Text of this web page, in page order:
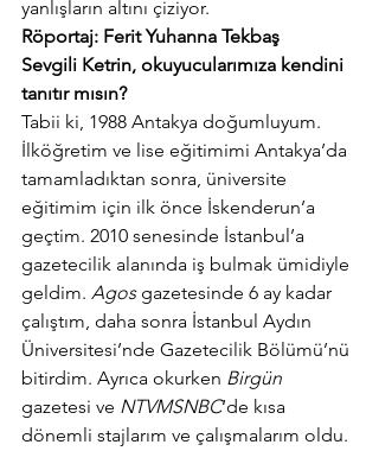
yanlışların altını çiziyor.
Röportaj: Ferit Yuhanna Tekbaş
Sevgili Ketrin, okuyucularımıza kendini
tanıtır mısın?
Tabii ki, 1988 Antakya doğumluyum.
İlköğretim ve lise eğitimimi Antakya’da
tamamladıktan sonra, üniversite
eğitimim için ilk önce İskenderun’a
geçtim. 2010 senesinde İstanbul’a
gazetecilik alanında iş bulmak ümidiyle
geldim. Agos gazetesinde 6 ay kadar
çalıştım, daha sonra İstanbul Aydın
Üniversitesi’nde Gazetecilik Bölümü’nü
bitirdim. Ayrıca okurken Birgün
gazetesi ve NTVMSNBC‘de kısa
dönemli stajlarım ve çalışmalarım oldu.